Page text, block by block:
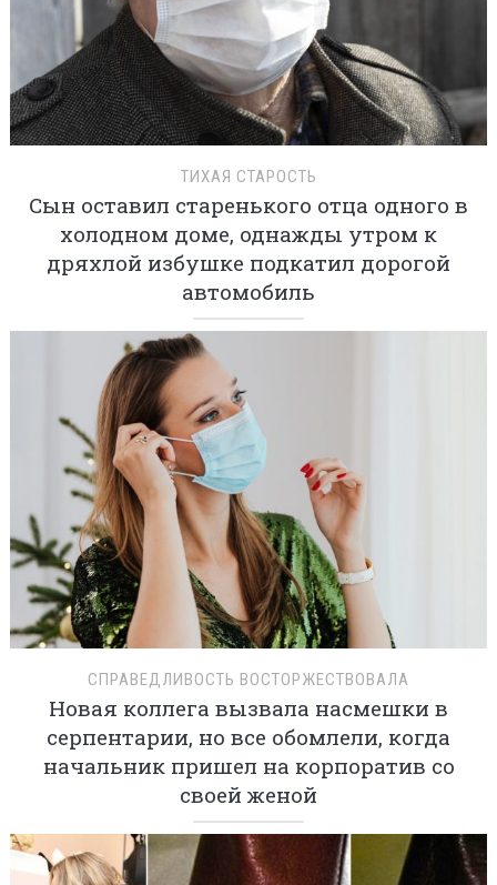
ТИХАЯ СТАРОСТЬ
Сын оставил старенького отца одного в
холодном доме, однажды утром к
дряхлой избушке подкатил дорогой
автомобиль
СПРАВЕДЛИВОСТЬ ВОСТОРЖЕСТВОВАЛА
Новая коллега вызвала насмешки в
серпентарии, но все обомлели, когда
начальник пришел на корпоратив со
своей женой